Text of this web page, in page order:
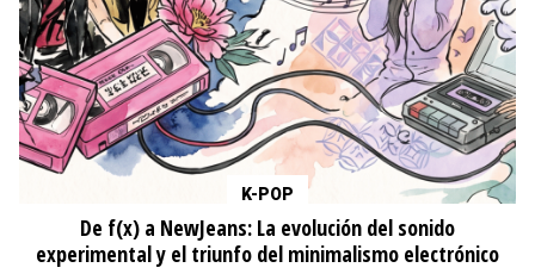
K-POP
De f(x) a NewJeans: La evolución del sonido
experimental y el triunfo del minimalismo electrónico